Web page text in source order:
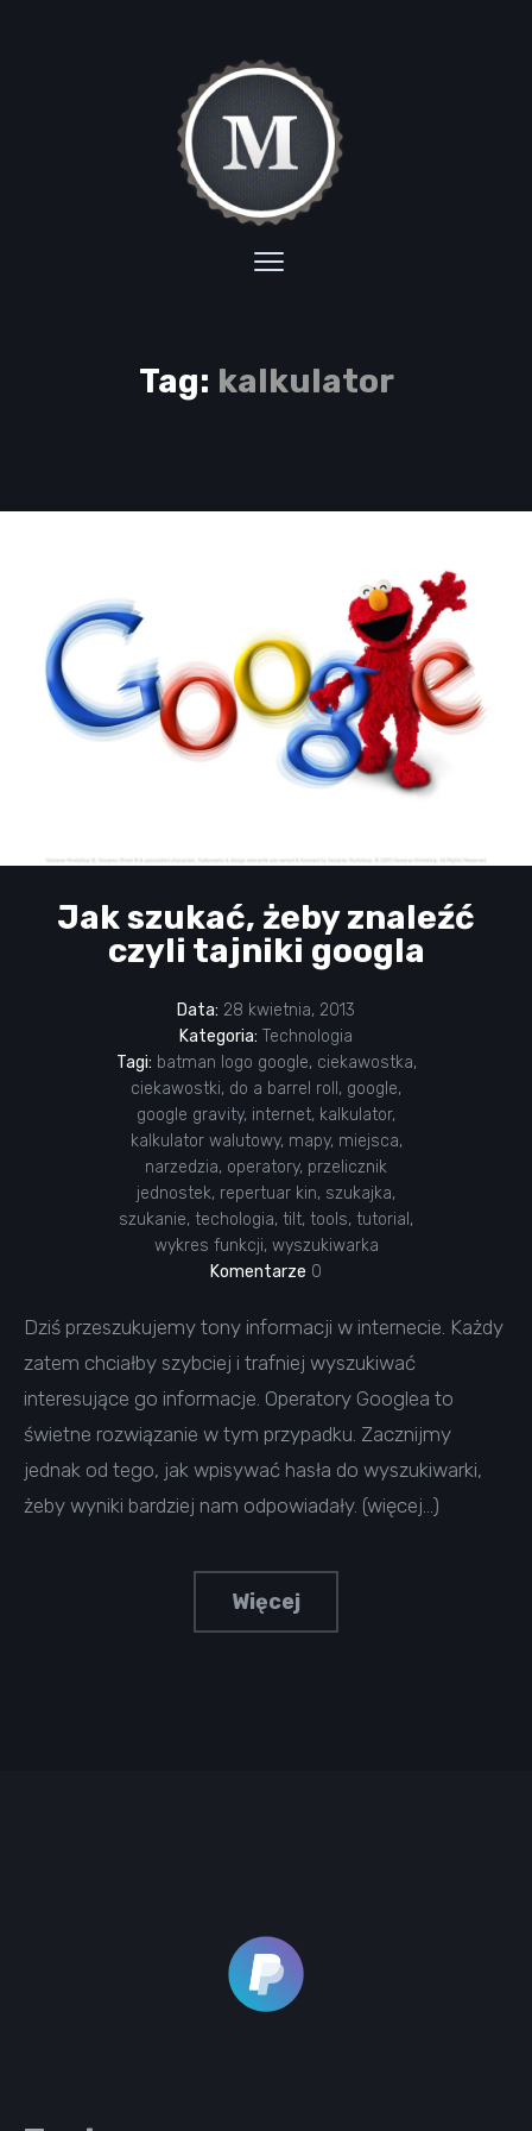
Tag: kalkulator
Jak szukać, żeby znaleźć
czyli tajniki googla
Data: 28 kwietnia, 2013
Kategoria: Technologia
Tagi: batman logo google, ciekawostka,
ciekawostki, do a barrel roll , google,
google gravity, internet, kalkulator,
kalkulator walutowy, mapy, miejsca,
narzedzia, operatory, przelicznik
jednostek, repertuar kin, szukajka,
szukanie, techologia, tilt, tools, tutorial ,
wykres funkcji, wyszukiwarka
Komentarze 0
Dziś przeszukujemy tony informacji w internecie. Każdy
zatem chciałby szybciej i trafniej wyszukiwać
interesujące go informacje. Operatory Googlea to
świetne rozwiązanie w tym przypadku. Zacznijmy
jednak od tego, jak wpisywać hasła do wyszukiwarki,
żeby wyniki bardziej nam odpowiadały. (więcej…)
Więcej